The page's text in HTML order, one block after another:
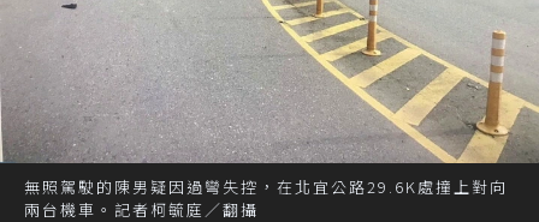
無照駕駛的陳男疑因過彎失控，在北宜公路29.6K處撞上對向
兩台機車。記者柯毓庭／翻攝